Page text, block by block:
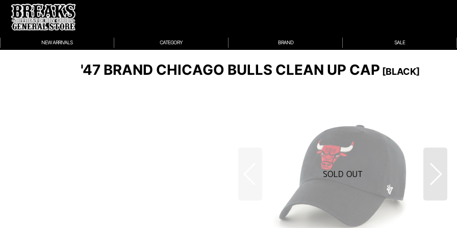
NEW ARRIVALS CATEGORY BRAND SALE
'47 BRAND CHICAGO BULLS CLEAN UP CAP [BLACK]